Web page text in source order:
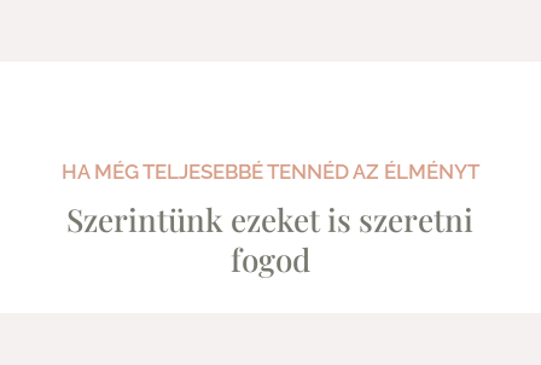
HA MÉG TELJESEBBÉ TENNÉD AZ ÉLMÉNYT
Szerintünk ezeket is szeretni
fogod